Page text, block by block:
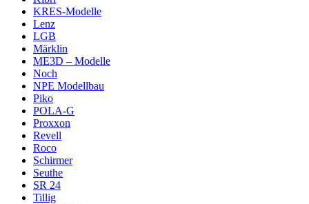
KRES-Modelle
Lenz
LGB
Märklin
ME3D – Modelle
Noch
NPE Modellbau
Piko
POLA-G
Proxxon
Revell
Roco
Schirmer
Seuthe
SR 24
Tillig